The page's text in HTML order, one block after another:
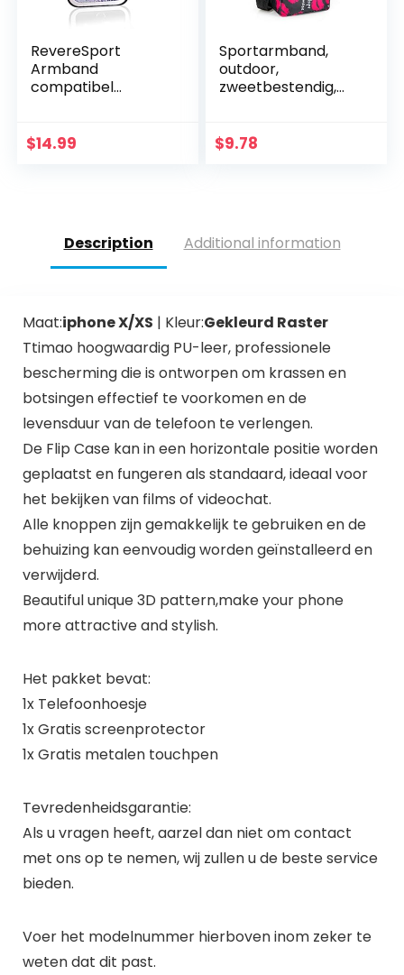
RevereSport
Armband
compatibel
Telefoon Case
$14.99
Sportarmband,
outdoor,
zweetbestendig,
schouders, casual,
$9.78
Description Additional information
Maat:iphone X/XS | Kleur:Gekleurd Raster
Ttimao hoogwaardig PU-leer, professionele
bescherming die is ontworpen om krassen en
botsingen effectief te voorkomen en de
levensduur van de telefoon te verlengen.
De Flip Case kan in een horizontale positie worden
geplaatst en fungeren als standaard, ideaal voor
het bekijken van films of videochat.
Alle knoppen zijn gemakkelijk te gebruiken en de
behuizing kan eenvoudig worden geïnstalleerd en
verwijderd.
Beautiful unique 3D pattern,make your phone
more attractive and stylish.
Het pakket bevat:
1x Telefoonhoesje
1x Gratis screenprotector
1x Gratis metalen touchpen
Tevredenheidsgarantie:
Als u vragen heeft, aarzel dan niet om contact
met ons op te nemen, wij zullen u de beste service
bieden.
Voer het modelnummer hierboven inom zeker te
weten dat dit past.